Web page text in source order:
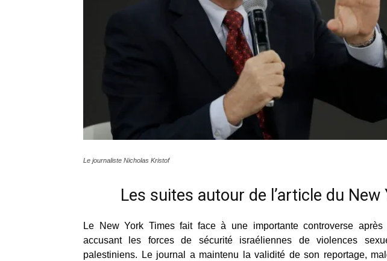
Le journaliste Nicholas Kristof
Les suites autour de l’article du New
Le New York Times fait face à une importante controverse après
accusant les forces de sécurité israéliennes de violences
palestiniens. Le journal a maintenu la validité de son reportage,